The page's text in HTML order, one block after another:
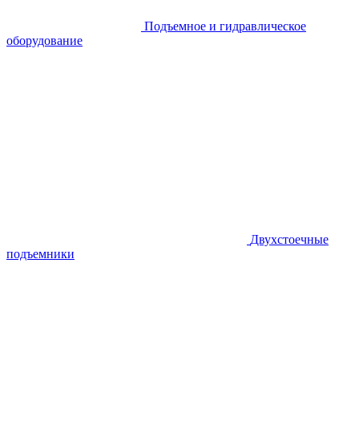
Подъемное и гидравлическое
оборудование
Двухстоечные
подъемники